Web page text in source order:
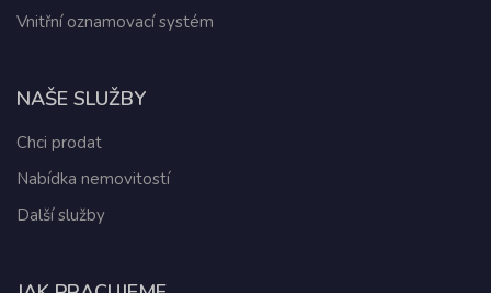
Vnitřní oznamovací systém
NAŠE SLUŽBY
Chci prodat
Nabídka nemovitostí
Další služby